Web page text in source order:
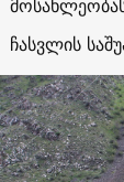
ჩასვლის